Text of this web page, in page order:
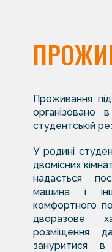
Проживання
організовано
студентській
У родині
двомісних
надається
машина і
комфортного
дворазове
розміщення
зануритися